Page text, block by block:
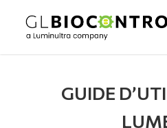
GUIDE